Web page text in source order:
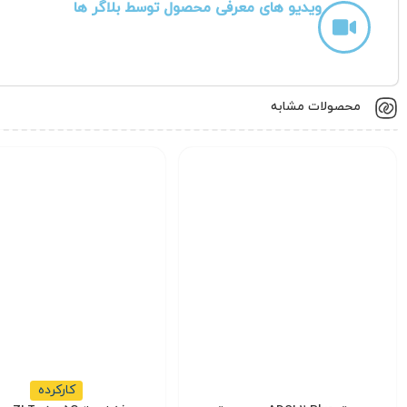
ویدیو های معرفی محصول توسط بلاگر ها
محصولات مشابه
کارکرده